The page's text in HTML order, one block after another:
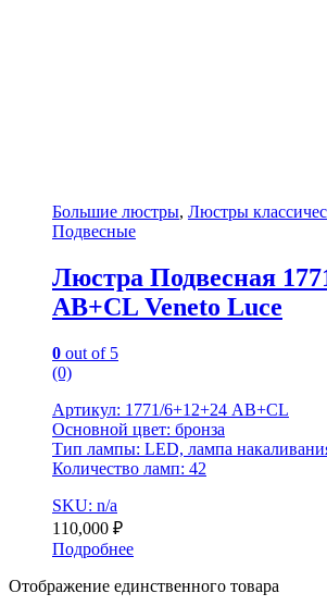
Большие люстры, Люстры
Подвесные
Люстра Подвесная
AB+CL Veneto Luce
0 out of 5
(0)
Артикул: 1771/6+12+24 AB+CL
Основной цвет: бронза
Тип лампы: LED, лампа
Количество ламп: 42
SKU: n/a
110,000 ₽
Подробнее
Отображение единственного товара